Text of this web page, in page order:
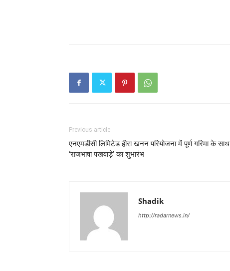
Previous article
एनएमडीसी लिमिटेड हीरा खनन परियोजना में पूर्ण गरिमा के साथ
‘राजभाषा पखवाड़े’ का शुभारंभ
Shadik
http://radarnews.in/